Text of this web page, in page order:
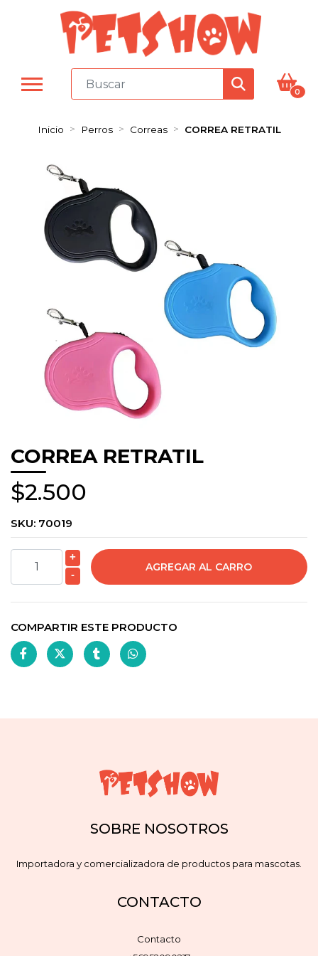
0
Inicio Perros Correas CORREA RETRATIL
CORREA RETRATIL
$2.500
SKU: 70019
+
-
COMPARTIR ESTE PRODUCTO
SOBRE NOSOTROS
Importadora y comercializadora de productos para mascotas.
CONTACTO
Contacto